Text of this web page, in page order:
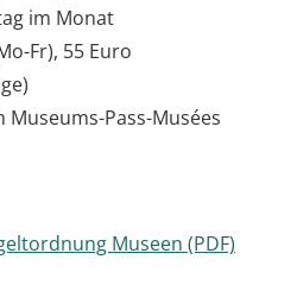
im Monat
Fr), 55 Euro
Pass-Musées
Museen (PDF)